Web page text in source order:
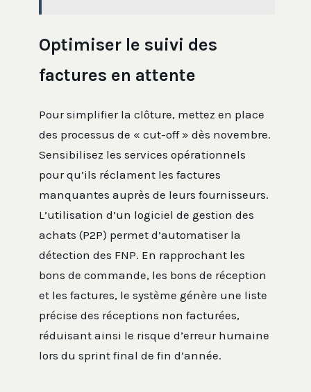
Optimiser le suivi des
factures en attente
Pour simplifier la clôture, mettez en place
des processus de « cut-off » dès novembre.
Sensibilisez les services opérationnels
pour qu’ils réclament les factures
manquantes auprès de leurs fournisseurs.
L’utilisation d’un logiciel de gestion des
achats (P2P) permet d’automatiser la
détection des FNP. En rapprochant les
bons de commande, les bons de réception
et les factures, le système génère une liste
précise des réceptions non facturées,
réduisant ainsi le risque d’erreur humaine
lors du sprint final de fin d’année.